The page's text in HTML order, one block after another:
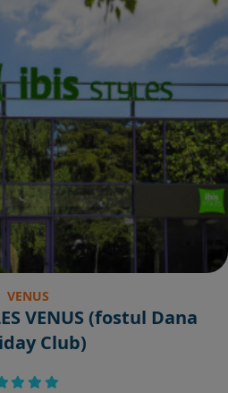
VENUS
VENUS (fostul Dana
Club)